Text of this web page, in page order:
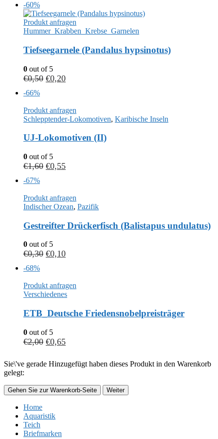
-60%
Produkt anfragen
Hummer_Krabben_Krebse_Garnelen
Tiefseegarnele (Pandalus hypsinotus)
0 out of 5
€0,50 €0,20
-66%
Produkt anfragen
Schlepptender-Lokomotiven, Karibische Inseln
UJ-Lokomotiven (II)
0 out of 5
€1,60 €0,55
-67%
Produkt anfragen
Indischer Ozean, Pazifik
Gestreifter Drückerfisch (Balistapus undulatus)
0 out of 5
€0,30 €0,10
-68%
Produkt anfragen
Verschiedenes
ETB_Deutsche Friedensnobelpreisträger
0 out of 5
€2,00 €0,65
Sie\'ve gerade Hinzugefügt haben dieses Produkt in den Warenkorb
gelegt:
Gehen Sie zur Warenkorb-Seite Weiter
Home
Aquaristik
Teich
Briefmarken